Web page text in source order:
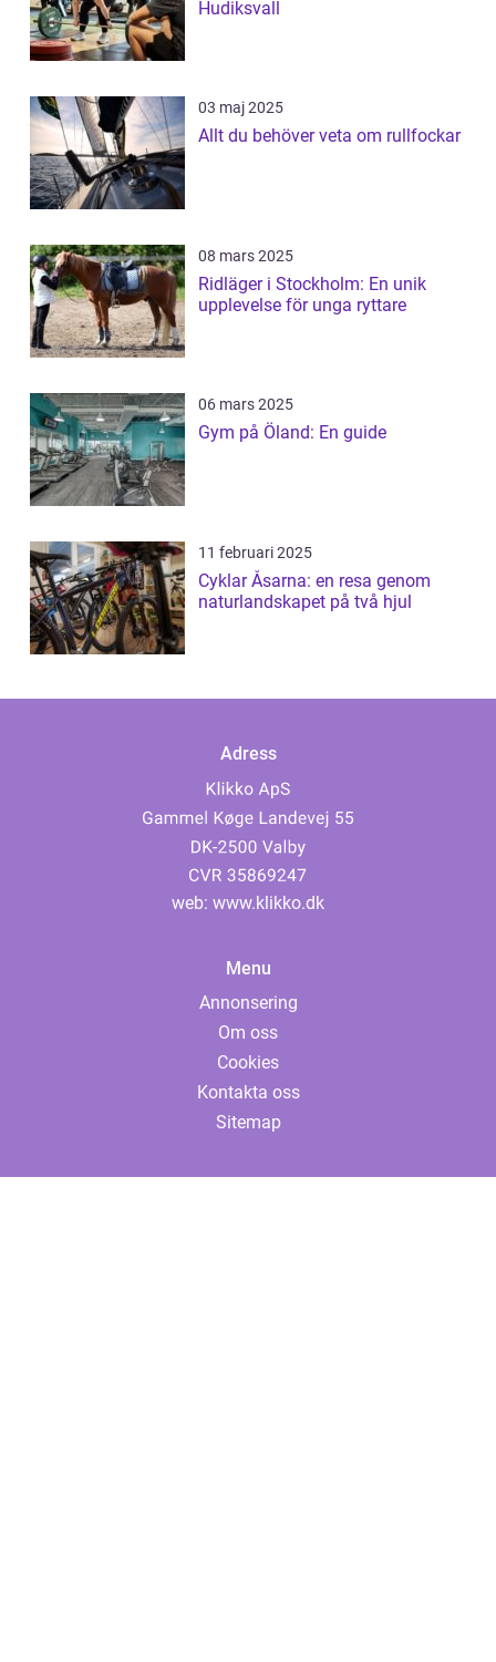
Hudiksvall
03 maj 2025
Allt du behöver veta om rullfockar
08 mars 2025
Ridläger i Stockholm: En unik
upplevelse för unga ryttare
06 mars 2025
Gym på Öland: En guide
11 februari 2025
Cyklar Åsarna: en resa genom
naturlandskapet på två hjul
Adress
web: www.klikko.dk
Menu
Annonsering
Om oss
Cookies
Kontakta oss
Sitemap